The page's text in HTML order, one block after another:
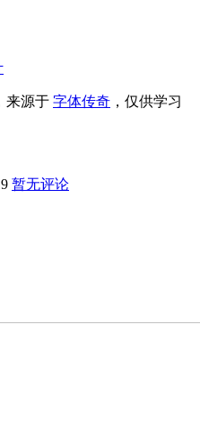
来源于 字体传奇 ，仅供学习
暂无评论